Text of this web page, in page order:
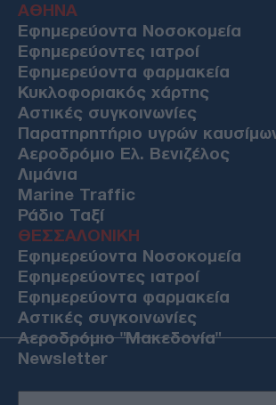
ΑΘΗΝΑ
Εφημερεύοντα Νοσοκομεία
Εφημερεύοντες ιατροί
Εφημερεύοντα φαρμακεία
Κυκλοφοριακός χάρτης
Αστικές συγκοινωνίες
Παρατηρητήριο υγρών
Αεροδρόμιο Ελ. Βενιζέλος
Λιμάνια
Marine Traffic
Ράδιο Ταξί
ΘΕΣΣΑΛΟΝΙΚΗ
Εφημερεύοντα Νοσοκομεία
Εφημερεύοντες ιατροί
Εφημερεύοντα φαρμακεία
Αστικές συγκοινωνίες
Αεροδρόμιο "Μακεδονία"
Newsletter